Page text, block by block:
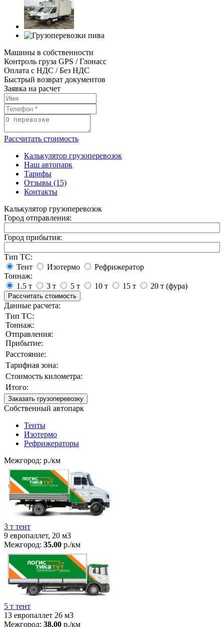
Машины в собственности
Контроль груза GPS / Глонасс
Оплата с НДС / Без НДС
Быстрый возврат документов
Заявка на расчет
Рассчитать стоимость
Калькулятор грузоперевозок
Наш автопарк
Тарифы
Отзывы (15)
Контакты
Калькулятор грузоперевозок
Город отправления:
Город прибытия:
Тип ТС:
Тент
Изотермо
Рефрижератор
Тоннаж:
1.5 т
3 т 5 т 10 т 15 т 20 т (фура)
Рассчитать стоимость
Данные расчета:
Тип ТС:
Тоннаж:
Отправления:
Прибытие:
Расстояние:
Тарифная зона:
Стоимость километра:
Итого:
Заказать грузоперевозку
Собственный автопарк
Тенты
Изотермо
Рефрижераторы
Межгород: р./км
3 т тент
9 европаллет, 20 м3
Межгород: 35.00 р./км
5 т тент
13 европаллет 26 м3
Межгород: 38.00 р./км